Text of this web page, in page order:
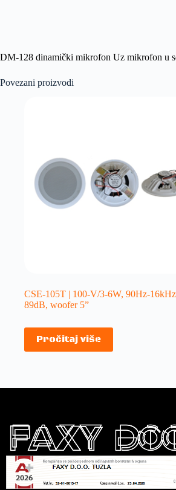
DM-128 dinamički mikrofon Uz mikrofon u
Povezani proizvodi
CSE-105T | 100-V/3-6W, 90Hz-
89dB, woofer 5”
Pročitaj više